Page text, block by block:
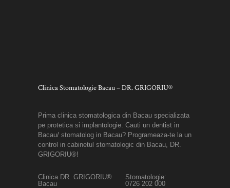
Clinica Stomatologie Bacau – DR. GRIGORIU®
Prima clinica stomatologica din Bacau specializata
pe protetica si implantologie. Cauti un dentist in
Bacau/ stomatolog in Bacau? Programeaza-te la un
control in cabinetul stomatologic din Bacau, DR.
GRIGORIU®!
Clinica DR. GRIGORIU®
Bacau
Stomatologie:
0726 202 000